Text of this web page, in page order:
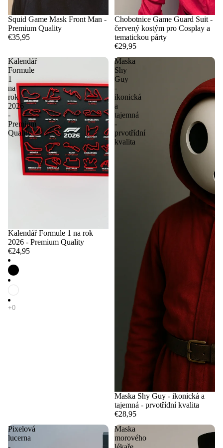
Squid Game Mask Front Man -
Premium Quality
€35,95
Chobotnice Game Guard Suit -
červený kostým pro Cosplay a
tematickou párty
€29,95
Kalendář
Formule
1
na
rok
2026
-
Premium
Quality
Kalendář Formule 1 na rok
2026 - Premium Quality
€24,95
Maska
Shy
Guy
-
ikonická
a
tajemná
-
prvotřídní
kvalita
Maska Shy Guy - ikonická a
tajemná - prvotřídní kvalita
€28,95
Pixelová
lucerna
Maska
morového